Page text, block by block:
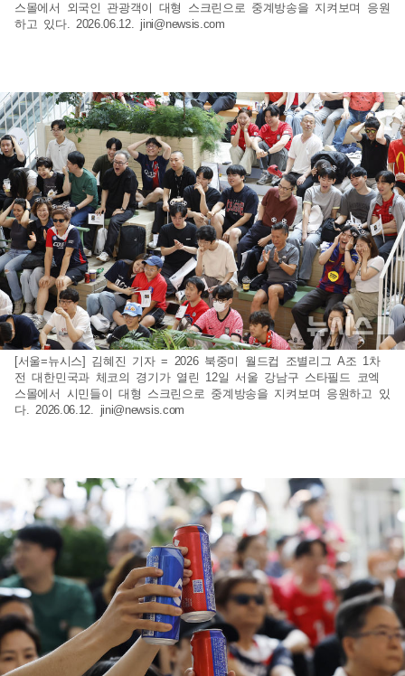
스몰에서 외국인 관광객이 대형 스크린으로 중계방송을 지켜보며 응원
하고 있다. 2026.06.12. jini@newsis.com
[서울=뉴시스] 김혜진 기자 = 2026 북중미 월드컵 조별리그 A조 1차
전 대한민국과 체코의 경기가 열린 12일 서울 강남구 스타필드 코엑
스몰에서 시민들이 대형 스크린으로 중계방송을 지켜보며 응원하고 있
다. 2026.06.12. jini@newsis.com